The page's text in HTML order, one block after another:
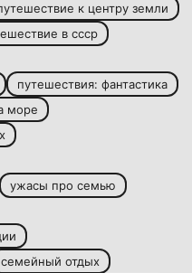
к центру земли
в ссср
путешествия: фантастика
море
ужасы про семью
семейный отдых